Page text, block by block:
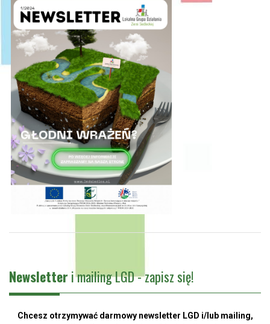
Newsletter i mailing LGD - zapisz się!
Chcesz otrzymywać darmowy newsletter LGD i/lub mailing,